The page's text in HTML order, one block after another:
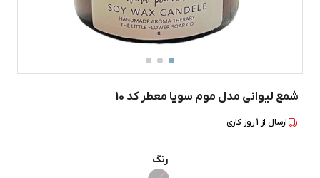
شمع لیوانی مدل موم سویا معطر کد 10
ارسال از 1روز کاری
رنگ